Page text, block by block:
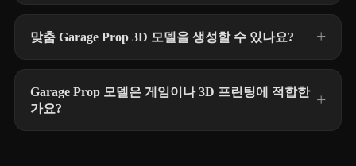
맞춤 Garage Prop 3D 모델을 생성할 수 있나요?
Garage Prop 모델은 게임이나 3D 프린팅에 적합한
가요?